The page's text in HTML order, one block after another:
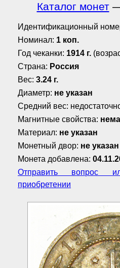
Каталог монет—
Идентификационный
Номинал: 1 коп.
Год чеканки: 1914 г.
Страна: Россия
Вес: 3.24 г.
Диаметр: не указан
Средний вес:
Магнитные свойства:
Материал: не указан
Монетный двор: не указан
Монета добавлена:
Отправить вопрос
приобретении